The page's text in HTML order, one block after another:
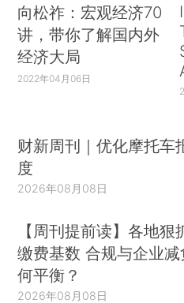
向松祚：宏观经济70
讲，带你了解国内外
经济大局
2022年04月06日
财新周刊｜优化摩托车
度
2026年08月08日
【周刊提前读】各地狠
缴费基数 合规与企业减
何平衡？
2026年08月08日